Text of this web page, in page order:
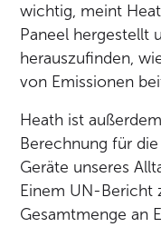
wichtig, meint
Paneel hergestellt
herauszufinden,
von Emissionen
Heath ist
Berechnung für
Geräte unseres
Einem UN-Bericht
Gesamtmenge an